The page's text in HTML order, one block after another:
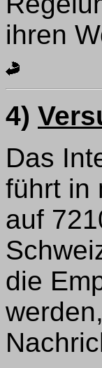
ihren
4)
Das
führt in
auf
die